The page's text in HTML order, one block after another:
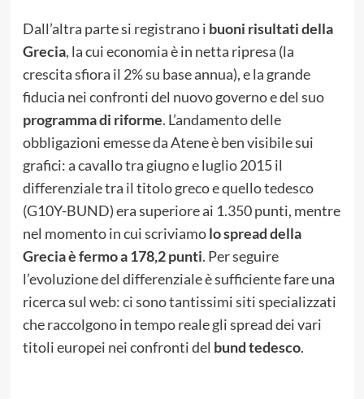
Dall’altra parte si registrano i buoni risultati della
Grecia, la cui economia è in netta ripresa (la
crescita sfiora il 2% su base annua), e la grande
fiducia nei confronti del nuovo governo e del suo
programma di riforme. L’andamento delle
obbligazioni emesse da Atene è ben visibile sui
grafici: a cavallo tra giugno e luglio 2015 il
differenziale tra il titolo greco e quello tedesco
(G10Y-BUND) era superiore ai 1.350 punti, mentre
nel momento in cui scriviamolo spread della
Grecia è fermo a 178,2 punti. Per seguire
l’evoluzione del differenziale è sufficiente fare una
ricerca sul web: ci sono tantissimi siti specializzati
che raccolgono in tempo reale gli spread dei vari
titoli europei nei confronti del bund tedesco.